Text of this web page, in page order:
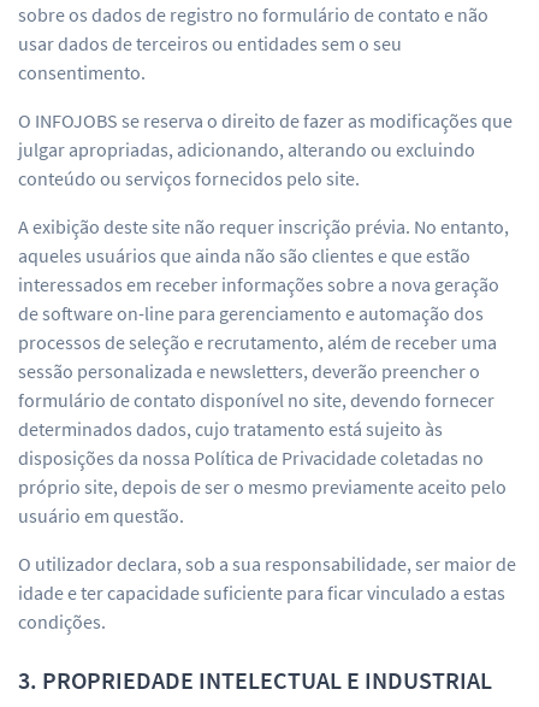
sobre os dados de registro no formulário de contato e não
usar dados de terceiros ou entidades sem o seu
consentimento.
O INFOJOBS se reserva o direito de fazer as modificações que
julgar apropriadas, adicionando, alterando ou excluindo
conteúdo ou serviços fornecidos pelo site.
A exibição deste site não requer inscrição prévia. No entanto,
aqueles usuários que ainda não são clientes e que estão
interessados em receber informações sobre a nova geração
de software on-line para gerenciamento e automação dos
processos de seleção e recrutamento, além de receber uma
sessão personalizada e newsletters, deverão preencher o
formulário de contato disponível no site, devendo fornecer
determinados dados, cujo tratamento está sujeito às
disposições da nossa Política de Privacidade coletadas no
próprio site, depois de ser o mesmo previamente aceito pelo
usuário em questão.
O utilizador declara, sob a sua responsabilidade, ser maior de
idade e ter capacidade suficiente para ficar vinculado a estas
condições.
3. PROPRIEDADE INTELECTUAL E INDUSTRIAL